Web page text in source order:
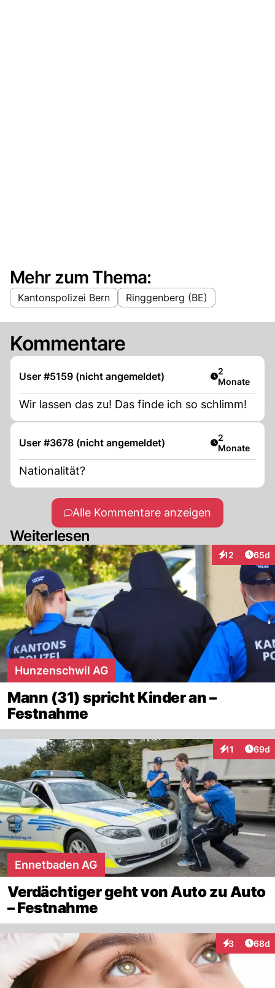
Mehr zum Thema:
Kantonspolizei Bern Ringgenberg (BE)
Kommentare
User #5159 (nicht angemeldet) Artikel
2
Monate
Wir lassen das zu! Das finde ich so schlimm!
User #3678 (nicht angemeldet) Artikel
2
Monate
Nationalität?
Alle Kommentare anzeigen
Weiterlesen
12
Interaktionen
65d
Hunzenschwil AG
Mann (31) spricht Kinder an –
Festnahme
11
Interaktionen
69d
Ennetbaden AG
Verdächtiger geht von Auto zu Auto
– Festnahme
3
Interaktionen
68d